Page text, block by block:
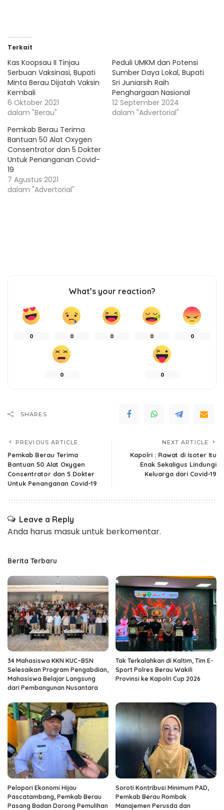
Terkait
Kas Koopsau II Tinjau
Serbuan Vaksinasi, Bupati
Minta Berau Dijatah Vaksin
Kembali
6 Oktober 2021
dalam "Berau"
Peduli UMKM dan Potensi
Sumber Daya Lokal, Bupati
Sri Juniarsih Raih
Penghargaan Nasional
12 September 2024
dalam "Advertorial"
Pemkab Berau Terima
Bantuan 50 Alat Oxygen
Consentrator dan 5 Dokter
Untuk Penanganan Covid-
19
7 Agustus 2021
dalam "Advertorial"
What’s your reaction?
0 0 0 0 0
0 0
SHARES
PREVIOUS ARTICLE
Pemkab Berau Terima
Bantuan 50 Alat Oxygen
Consentrator dan 5 Dokter
Untuk Penanganan Covid-19
NEXT ARTICLE
Kapolri : Rawat di Isoter Itu
Enak Sekaligus Lindungi
Keluarga dari Covid-19
Leave a Reply
Anda harus masukuntuk berkomentar.
Berita Terbaru
34 Mahasiswa KKN KUC–BSN
Selesaikan Program Pengabdian,
Mahasiswa Belajar Langsung
dari Pembangunan Nusantara
Tak Terkalahkan di Kaltim, Tim E-
Sport Polres Berau Wakili
Provinsi ke Kapolri Cup 2026
Pelopori Ekonomi Hijau
Pascatambang, Pemkab Berau
Pasang Badan Dorong Pemulihan
Soroti Kontribusi Minimum PAD,
Pemkab Berau Rombak
Manajemen Perusda dan